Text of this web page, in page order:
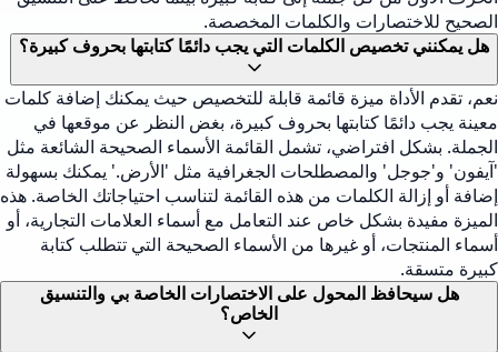
الصحيح للاختصارات والكلمات المخصصة.
هل يمكنني تخصيص الكلمات التي يجب دائمًا كتابتها بحروف كبيرة؟
نعم، تقدم الأداة ميزة قائمة قابلة للتخصيص حيث يمكنك إضافة كلمات
معينة يجب دائمًا كتابتها بحروف كبيرة، بغض النظر عن موقعها في
الجملة. بشكل افتراضي، تشمل القائمة الأسماء الصحيحة الشائعة مثل
'آيفون' و'جوجل' والمصطلحات الجغرافية مثل 'الأرض.' يمكنك بسهولة
إضافة أو إزالة الكلمات من هذه القائمة لتناسب احتياجاتك الخاصة. هذه
الميزة مفيدة بشكل خاص عند التعامل مع أسماء العلامات التجارية، أو
أسماء المنتجات، أو غيرها من الأسماء الصحيحة التي تتطلب كتابة
كبيرة متسقة.
هل سيحافظ المحول على الاختصارات الخاصة بي والتنسيق
الخاص؟